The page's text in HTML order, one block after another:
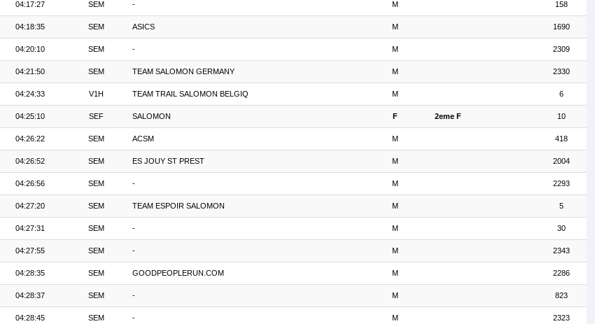
04:17:27 SEM - M 158
04:18:35 SEM ASICS M 1690
04:20:10 SEM - M 2309
04:21:50 SEM TEAM SALOMON GERMANY M 2330
04:24:33 V1H TEAM TRAIL SALOMON BELGIQ M 6
04:25:10 SEF SALOMON F 2eme F 10
04:26:22 SEM ACSM M 418
04:26:52 SEM ES JOUY ST PREST M 2004
04:26:56 SEM - M 2293
04:27:20 SEM TEAM ESPOIR SALOMON M 5
04:27:31 SEM - M 30
04:27:55 SEM - M 2343
04:28:35 SEM GOODPEOPLERUN.COM M 2286
04:28:37 SEM - M 823
04:28:45 SEM - M 2323